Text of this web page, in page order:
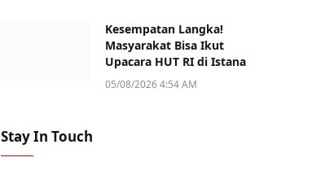
Kesempatan Langka!
Masyarakat Bisa Ikut
Upacara HUT RI di Istana
05/08/2026 4:54 AM
Stay In Touch